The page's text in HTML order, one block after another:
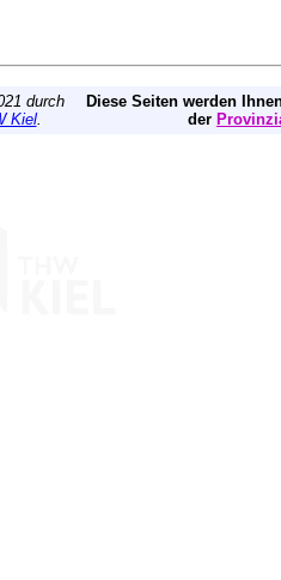
durch
Kiel.
Diese Seiten werden
der